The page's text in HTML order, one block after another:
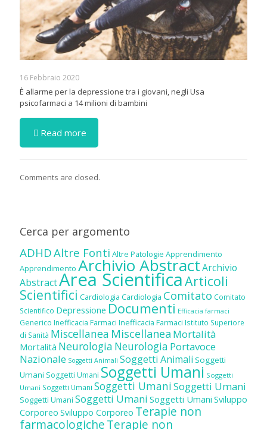
16 Febbraio 2020
È allarme per la depressione tra i giovani, negli Usa
psicofarmaci a 14 milioni di bambini
Read more
Comments are closed.
Cerca per argomento
ADHDAltre Fonti Altre Patologie Apprendimento
Apprendimento Archivio AbstractArchivio
AbstractArea ScientificaArticoli
Scientifici Cardiologia Cardiologia Comitato Comitato
Scientifico Depressione Documenti Efficacia farmaci
Generico Inefficacia Farmaci Inefficacia Farmaci Istituto Superiore
di Sanità Miscellanea Miscellanea Mortalità
Mortalità Neurologia Neurologia Portavoce
Nazionale Soggetti Animali Soggetti Animali Soggetti
Umani Soggetti Umani Soggetti Umani Soggetti
Umani Soggetti Umani Soggetti UmaniSoggetti Umani
Soggetti Umani Soggetti Umani Soggetti Umani Sviluppo
Corporeo Sviluppo Corporeo Terapie non
farmacologicheTerapie non